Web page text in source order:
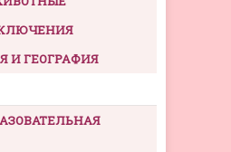
И ГЕОГРАФИЯ